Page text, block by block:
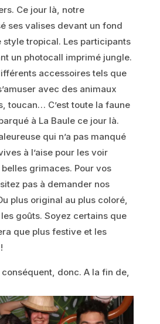
Ce jour là, notre
ses valises devant un fond
tropical. Les participants
un photocall imprimé jungle.
accessoires tels que
avec des animaux
toucan… C’est toute la faune
à La Baule ce jour là.
qui n’a pas manqué
à l’aise pour les voir
grimaces. Pour vos
pas à demander nos
plus original au plus coloré,
goûts. Soyez certains que
que plus festive et les
donc. A la fin de,